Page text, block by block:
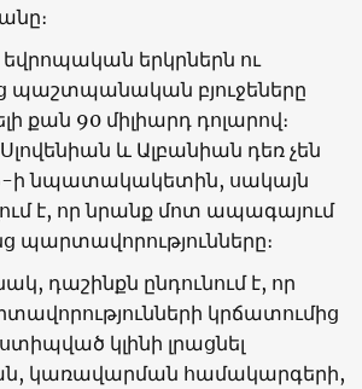
երկրներն ու
պաշտպանական բյուջեները
քան 90 միլիարդ դոլարով։
և Ալբանիան դեռ չեն
ի նպատակակետին, սակայն
է, որ նրանք մոտ ապագայում
պարտավորությունները։
դաշինքն ընդունում է, որ
կրճատումից
կլինի լրացնել
կառավարման համակարգերի,